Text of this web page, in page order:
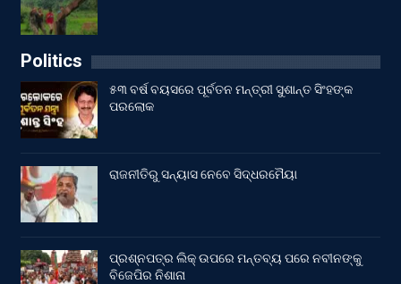
Politics
୫୩ ବର୍ଷ ବୟସରେ ପୂର୍ବତନ ମନ୍ତ୍ରୀ ସୁଶାନ୍ତ ସିଂହଙ୍କ
ପରଲୋକ
ରାଜନୀତିରୁ ସନ୍ୟାସ ନେବେ ସିଦ୍ଧରମୈୟା
ପ୍ରଶ୍ନପତ୍ର ଲିକ୍ ଉପରେ ମନ୍ତବ୍ୟ ପରେ ନବୀନଙ୍କୁ
ବିଜେପିର ନିଶାନା